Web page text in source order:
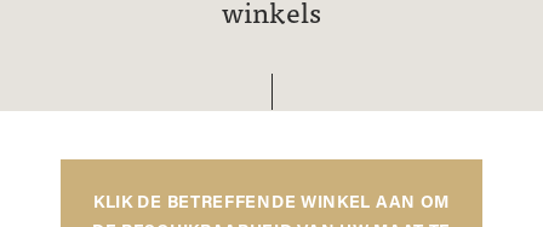
winkels
KLIK DE BETREFFENDE WINKEL AAN OM